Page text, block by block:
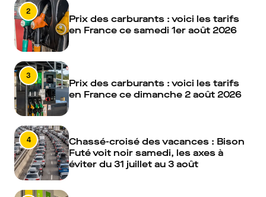
2
Prix des carburants : voici les tarifs
en France ce samedi 1er août 2026
3
Prix des carburants : voici les tarifs
en France ce dimanche 2 août 2026
4
Chassé-croisé des vacances : Bison
Futé voit noir samedi, les axes à
éviter du 31 juillet au 3 août